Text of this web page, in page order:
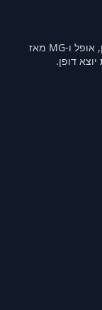
השותף המהימן שלכם לחלקי חילוף פיג'ו, סיטרואן, אופל ו-MG מאז